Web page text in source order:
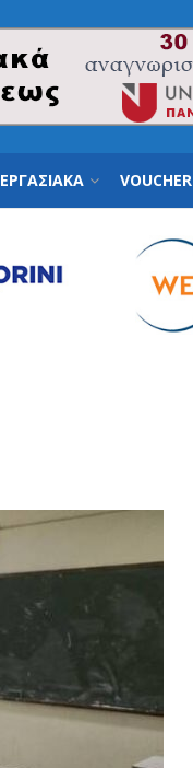
ΕΡΓΑΣΙΑΚΑ VOUCHER